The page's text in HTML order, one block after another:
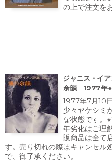
の上で注文を
ジャニス・イ
余韻 1977年●
1977年7月10
少々ヤケシミ
な状態です。
年劣化はご理
販商品は全て
す。売り切れの際はキャンセル
で、御了承ください。